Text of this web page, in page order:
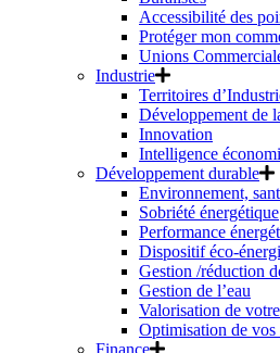
Accessibilité des
Protéger mon
Unions
Industrie
Territoires
Développement de
Innovation
Intelligence
Développement durable
Environnement,
Sobriété énergétique
Performance
Dispositif éco-
Gestion /réduction
Gestion de l’eau
Valorisation de
Optimisation de vos